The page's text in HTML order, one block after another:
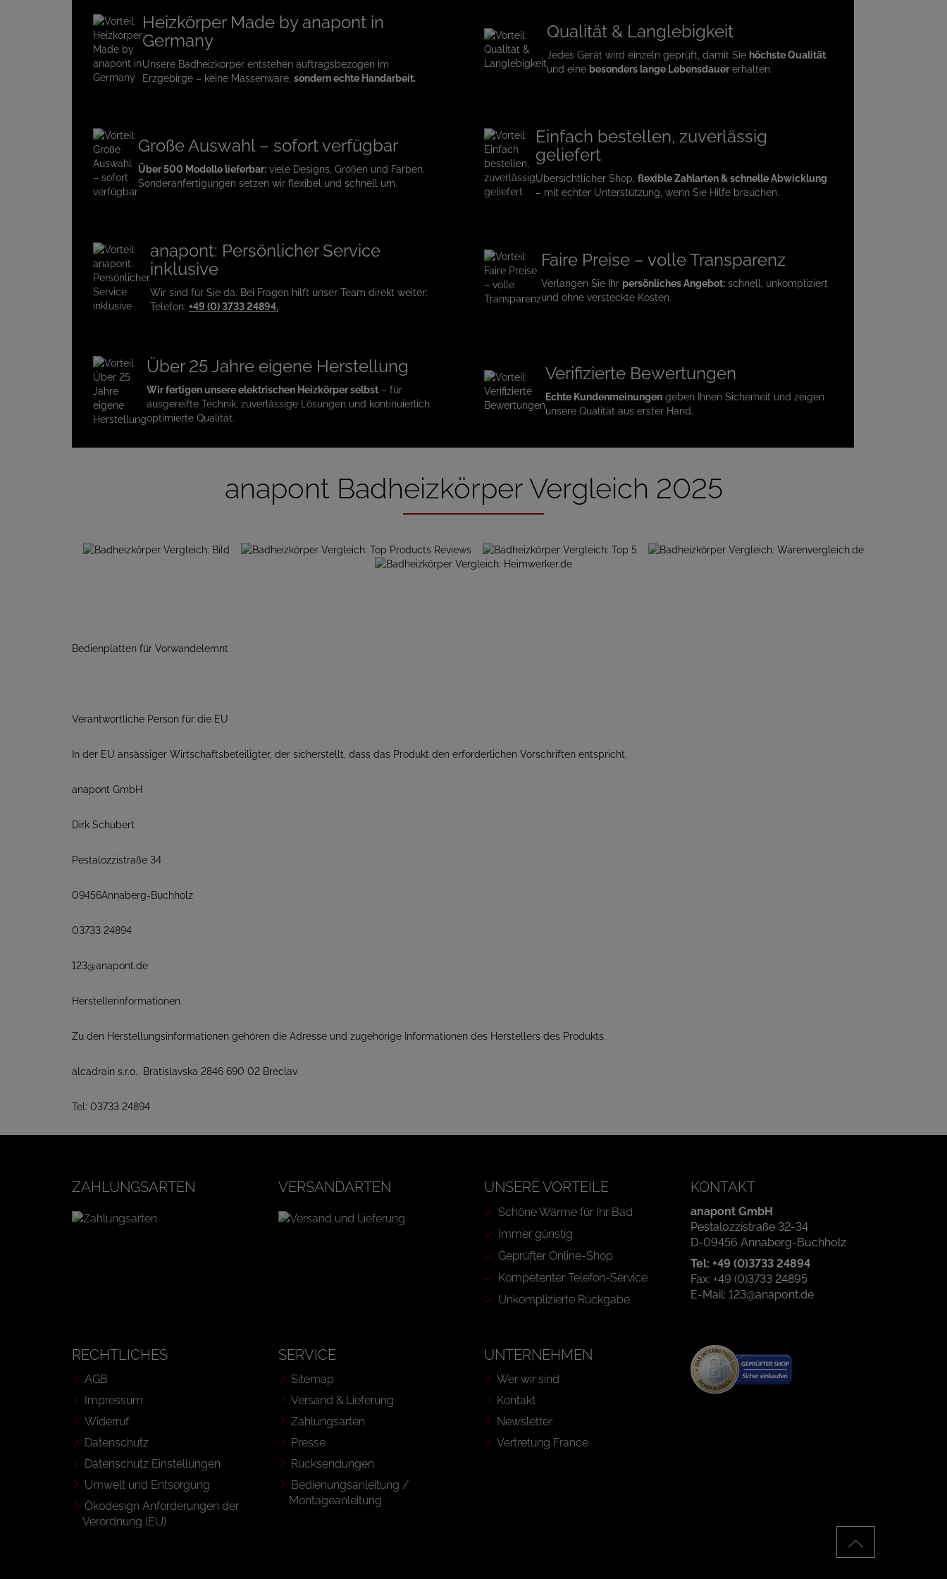
Heizkörper Made by anapont in
Germany
Unsere Badheizkörper entstehen auftragsbezogen im
Erzgebirge – keine Massenware, sondern echte Handarbeit.
Qualität & Langlebigkeit
Jedes Gerät wird einzeln geprüft, damit Sie höchste Qualität
und eine besonders lange Lebensdauererhalten.
Große Auswahl – sofort verfügbar
Über 500 Modelle lieferbar: viele Designs, Größen und Farben.
Sonderanfertigungen setzen wir flexibel und schnell um.
Einfach bestellen, zuverlässig
geliefert
Übersichtlicher Shop, flexible Zahlarten & schnelle Abwicklung
– mit echter Unterstützung, wenn Sie Hilfe brauchen.
anapont: Persönlicher Service
inklusive
Wir sind für Sie da. Bei Fragen hilft unser Team direkt weiter:
Telefon: +49 (0) 3733 24894.
Faire Preise – volle Transparenz
Verlangen Sie Ihr persönliches Angebot: schnell, unkompliziert
und ohne versteckte Kosten.
Über 25 Jahre eigene Herstellung
Wir fertigen unsere elektrischen Heizkörper selbst – für
ausgereifte Technik, zuverlässige Lösungen und kontinuierlich
optimierte Qualität.
Verifizierte Bewertungen
Echte Kundenmeinungen geben Ihnen Sicherheit und zeigen
unsere Qualität aus erster Hand.
anapont Badheizkörper Vergleich 2025
Bedienplatten für Vorwandelemnt
Verantwortliche Person für die EU
In der EU ansässiger Wirtschaftsbeteiligter, der sicherstellt, dass das Produkt den erforderlichen Vorschriften entspricht.
anapont GmbH
Dirk Schubert
Pestalozzistraße 34
09456Annaberg-Buchholz
03733 24894
123@anapont.de
Herstellerinformationen
Zu den Herstellungsinformationen gehören die Adresse und zugehörige Informationen des Herstellers des Produkts.
alcadrain s.r.o. Bratislavska 2846 690 02 Breclav
Tel: 03733 24894
ZAHLUNGSARTEN VERSANDARTEN UNSERE VORTEILE
Schöne Wärme für Ihr Bad
Immer günstig
Geprüfter Online-Shop
Kompetenter Telefon-Service
Unkomplizierte Rückgabe
KONTAKT
anapont GmbH
Pestalozzistraße 32-34
D-09456 Annaberg-Buchholz
Tel: +49 (0)3733 24894
Fax: +49 (0)3733 24895
E-Mail: 123@anapont.de
RECHTLICHES
AGB
Impressum
Widerruf
Datenschutz
Datenschutz Einstellungen
Umwelt und Entsorgung
Ökodesign Anforderungen der
Verordnung (EU)
SERVICE
Sitemap
Versand & Lieferung
Zahlungsarten
Presse
Rücksendungen
Bedienungsanleitung /
Montageanleitung
UNTERNEHMEN
Wer wir sind
Kontakt
Newsletter
Vertretung France